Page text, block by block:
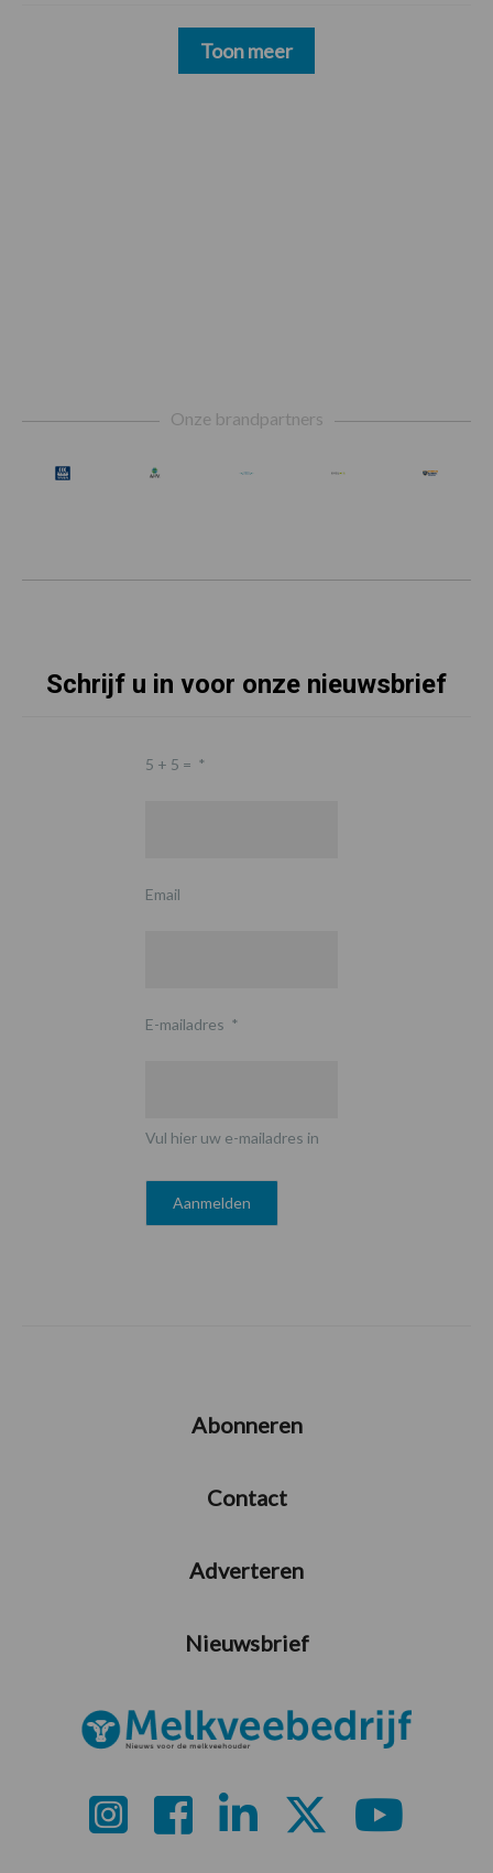
Toon meer
Onze brandpartners
Schrijf u in voor onze nieuwsbrief
5 + 5 = *
Email
E-mailadres *
Vul hier uw e-mailadres in
Abonneren
Contact
Adverteren
Nieuwsbrief